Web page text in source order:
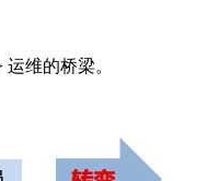
维的桥梁。